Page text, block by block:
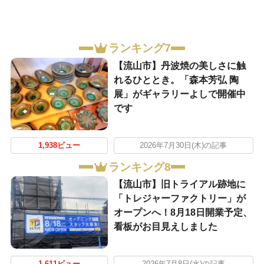
ランキング7
【流山市】丹波焼の美しさに触
れるひととき。「森本芳弘 陶
展」がギャラリーよしで開催中
です
1,938ビュー 2026年7月30日(木)の記事
ランキング8
【流山市】旧トライアル跡地に
「トレジャーファクトリー」が
オープンへ！8月18日開業予定、
看板がお目見えしました